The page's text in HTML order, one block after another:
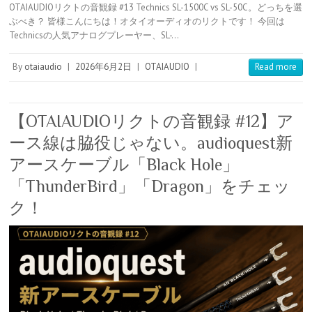
n
e
r
s
t
m
b
l
r
t
e
n
a
c
k
e
t
n
e
e
r
n
OTAIAUDIOリクトの音観録 #13 Technics SL-1500C vs SL-50C。どっちを選
ぶべき？ 皆様こんにちは！オタイオーディオのリクトです！ 今回は
Technicsの人気アナログプレーヤー、SL-…
By otaiaudio | 2026年6月2日 | OTAIAUDIO | Read more
【OTAIAUDIOリクトの音観録 #12】ア
ース線は脇役じゃない。audioquest新
アースケーブル「Black Hole」
「ThunderBird」「Dragon」をチェッ
ク！